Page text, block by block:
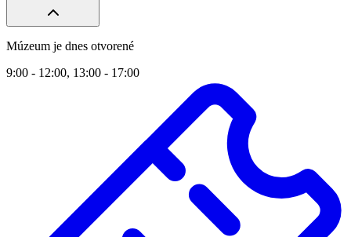
Múzeum je dnes otvorené
9:00 - 12:00, 13:00 - 17:00